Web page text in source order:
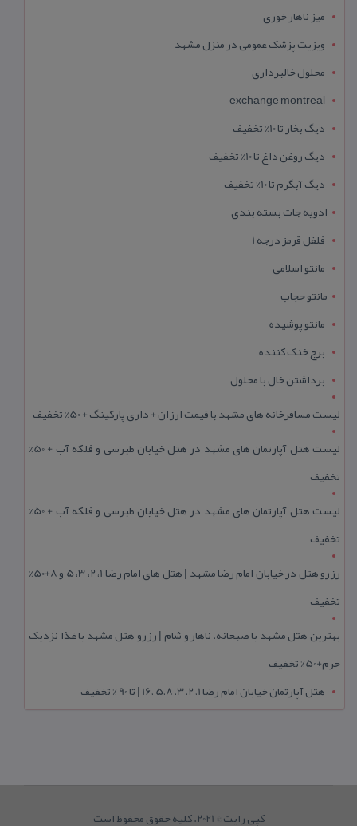
میز ناهار خوری
ویزیت پزشک عمومی در منزل مشهد
محلول خالبرداری
exchange montreal
دیگ بخار تا 10% تخفیف
دیگ روغن داغ تا 10% تخفیف
دیگ آبگرم تا 10% تخفیف
ادویه جات بسته بندی
فلفل قرمز درجه 1
مانتو اسلامی
مانتو حجاب
مانتو پوشیده
برج خنک کننده
برداشتن خال با محلول
لیست مسافرخانه های مشهد با قیمت ارزان + داری پارکینگ + 50% تخفیف
لیست هتل آپارتمان های مشهد در هتل خیابان طبرسی و فلکه آب + 50%
تخفیف
لیست هتل آپارتمان های مشهد در هتل خیابان طبرسی و فلکه آب + 50%
تخفیف
رزرو هتل در خیابان امام رضا مشهد | هتل‌ های امام رضا 1، 2، 3، 5 و 8+50%
تخفیف
بهترین هتل مشهد با صبحانه، ناهار و شام | رزرو هتل مشهد با غذا نزدیک
حرم+50% تخفیف
هتل آپارتمان خیابان امام رضا 1، 2، 3، 5،8 ،16 | تا 90 % تخفیف
کپی رایت © 2021. کلیه حقوق محفوظ است